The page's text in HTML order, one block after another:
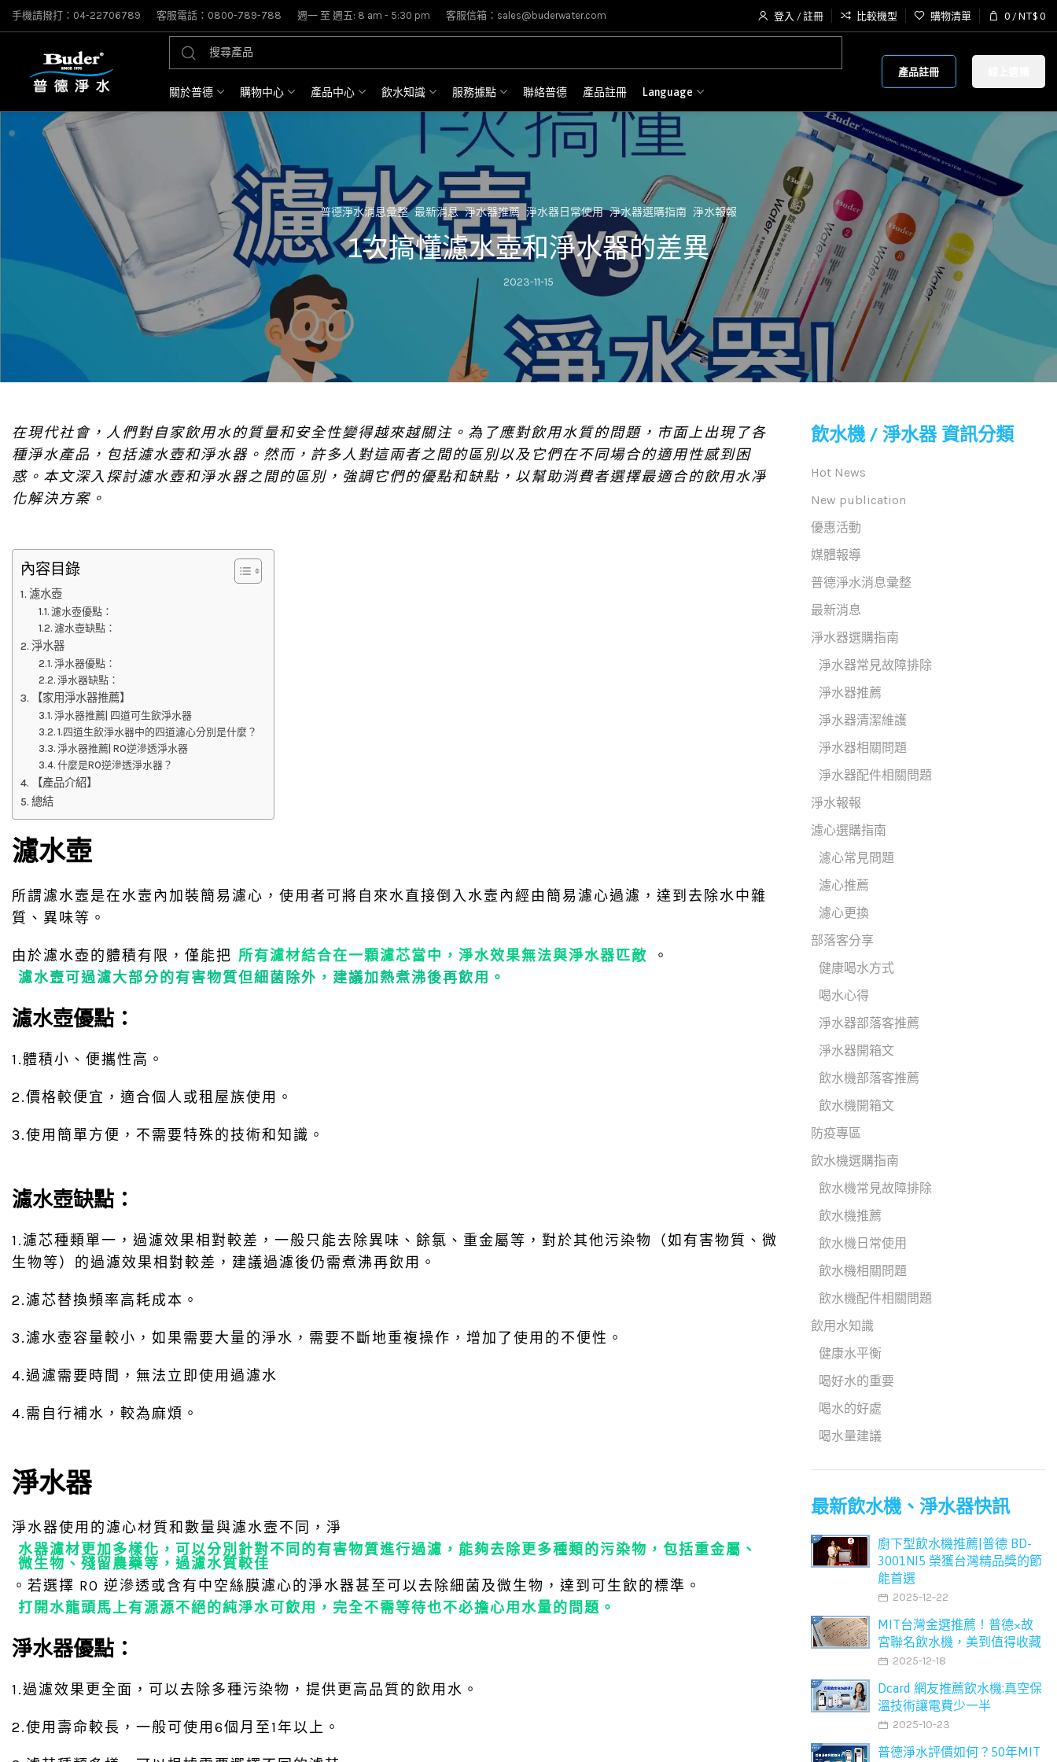
手機請撥打：04-22706789 客服電話：0800-789-788 週一 至 週五: 8 am - 5:30 pm 客服信箱：sales@buderwater.com 登入 / 註冊 比較機型 購物清單 0 / NT$ 0
關於普德 購物中心 產品中心 飲水知識 服務據點 聯絡普德 產品註冊 Language
產品註冊
普德淨水消息彙整 最新消息 淨水器推薦 淨水器日常使用 淨水器選購指南 淨水報報
1次搞懂濾水壺和淨水器的差異
2023-11-15
在現代社會，人們對自家飲用水的質量和安全性變得越來越關注。為了應對飲用水質的問題，市面上出現了各
種淨水產品，包括濾水壺和淨水器。然而，許多人對這兩者之間的區別以及它們在不同場合的適用性感到困
惑。本文深入探討濾水壺和淨水器之間的區別，強調它們的優點和缺點，以幫助消費者選擇最適合的飲用水凈
化解決方案。
內容目錄
濾水壺
濾水壺優點：
濾水壺缺點：
淨水器
淨水器優點：
淨水器缺點：
【家用淨水器推薦】
淨水器推薦| 四道可生飲淨水器
1.四道生飲淨水器中的四道濾心分別是什麼？
淨水器推薦| RO逆滲透淨水器
什麼是RO逆滲透淨水器？
【產品介紹】
總結
濾水壺
所謂濾水壼是在水壼內加裝簡易濾心，使用者可將自來水直接倒入水壼內經由簡易濾心過濾，達到去除水中雜
質、異味等。
由於濾水壺的體積有限，僅能把 所有濾材結合在一顆濾芯當中，淨水效果無法與淨水器匹敵
。
濾水壼可過濾大部分的有害物質但細菌除外，建議加熱煮沸後再飲用。
濾水壺優點：
1.體積小、便攜性高。
2.價格較便宜，適合個人或租屋族使用。
3.使用簡單方便，不需要特殊的技術和知識。
濾水壺缺點：
1.濾芯種類單一，過濾效果相對較差，一般只能去除異味、餘氯、重金屬等，對於其他污染物（如有害物質、微
生物等）的過濾效果相對較差，建議過濾後仍需煮沸再飲用。
2.濾芯替換頻率高耗成本。
3.濾水壺容量較小，如果需要大量的淨水，需要不斷地重複操作，增加了使用的不便性。
4.過濾需要時間，無法立即使用過濾水
4.需自行補水，較為麻煩。
淨水器
淨水器使用的濾心材質和數量與濾水壼不同，淨
水器濾材更加多樣化，可以分別針對不同的有害物質進行過濾，能夠去除更多種類的污染物，包括重金屬、
微生物、殘留農藥等，過濾水質較佳
。若選擇 RO 逆滲透或含有中空絲膜濾心的淨水器甚至可以去除細菌及微生物，達到可生飲的標準。
打開水龍頭馬上有源源不絕的純淨水可飲用，完全不需等待也不必擔心用水量的問題。
淨水器優點：
1.過濾效果更全面，可以去除多種污染物，提供更高品質的飲用水。
2.使用壽命較長，一般可使用6個月至1年以上。
飲水機 / 淨水器 資訊分類
Hot News
New publication
優惠活動
媒體報導
普德淨水消息彙整
最新消息
淨水器選購指南
淨水器常見故障排除
淨水器推薦
淨水器清潔維護
淨水器相關問題
淨水器配件相關問題
淨水報報
濾心選購指南
濾心常見問題
濾心推薦
濾心更換
部落客分享
健康喝水方式
喝水心得
淨水器部落客推薦
淨水器開箱文
飲水機部落客推薦
飲水機開箱文
防疫專區
飲水機選購指南
飲水機常見故障排除
飲水機推薦
飲水機日常使用
飲水機相關問題
飲水機配件相關問題
飲用水知識
健康水平衡
喝好水的重要
喝水的好處
喝水量建議
最新飲水機、淨水器快訊
廚下型飲水機推薦|普德 BD-
3001NI5 榮獲台灣精品獎的節
能首選
2025-12-22
MIT台灣金選推薦！普德×故
宮聯名飲水機，美到值得收藏
2025-12-18
Dcard 網友推薦飲水機:真空保
溫技術讓電費少一半
2025-10-23
普德淨水評價如何？50年MIT